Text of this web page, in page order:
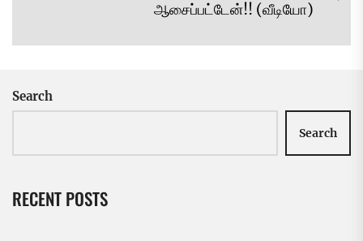
ஆசைப்பட்டேன்!! (வீடியோ)
Search
Search
RECENT POSTS